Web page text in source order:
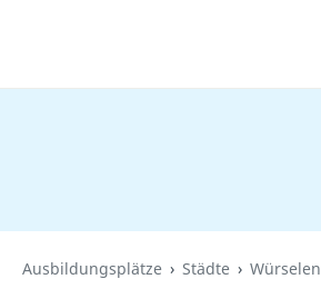
Ausbildungsplätze Städte Würselen